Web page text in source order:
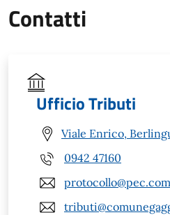
Contatti
Ufficio Tributi
Viale Enrico,
0942 47160